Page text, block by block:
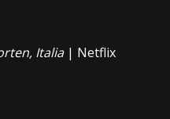
Italia| Netflix